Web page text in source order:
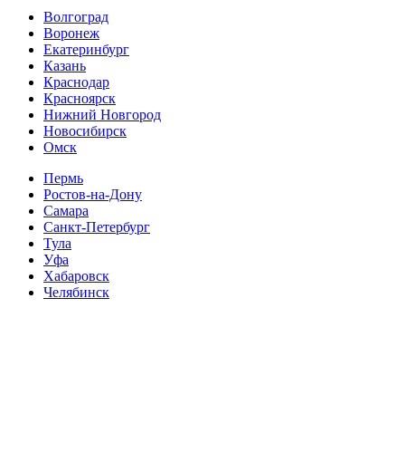
Волгоград
Воронеж
Екатеринбург
Казань
Краснодар
Красноярск
Нижний Новгород
Новосибирск
Омск
Пермь
Ростов-на-Дону
Самара
Санкт-Петербург
Тула
Уфа
Хабаровск
Челябинск